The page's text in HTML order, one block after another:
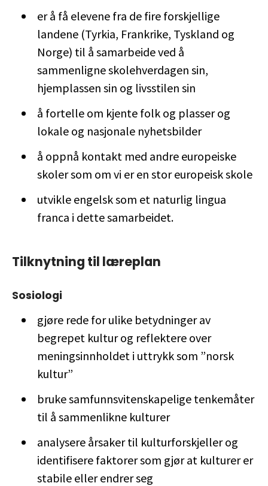
er å få elevene fra de fire forskjellige
landene (Tyrkia, Frankrike, Tyskland og
Norge) til å samarbeide ved å
sammenligne skolehverdagen sin,
hjemplassen sin og livsstilen sin
å fortelle om kjente folk og plasser og
lokale og nasjonale nyhetsbilder
å oppnå kontakt med andre europeiske
skoler som om vi er en stor europeisk skole
utvikle engelsk som et naturlig lingua
franca i dette samarbeidet.
Tilknytning til læreplan
Sosiologi
gjøre rede for ulike betydninger av
begrepet kultur og reflektere over
meningsinnholdet i uttrykk som ”norsk
kultur”
bruke samfunnsvitenskapelige tenkemåter
til å sammenlikne kulturer
analysere årsaker til kulturforskjeller og
identifisere faktorer som gjør at kulturer er
stabile eller endrer seg